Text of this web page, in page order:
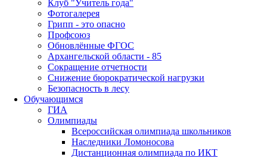
Клуб "Учитель года"
Фотогалерея
Грипп - это опасно
Профсоюз
Обновлённые ФГОС
Архангельской области - 85
Сокращение отчетности
Снижение бюрократической нагрузки
Безопасность в лесу
Обучающимся
ГИА
Олимпиады
Всероссийская олимпиада школьников
Наследники Ломоносова
Дистанционная олимпиада по ИКТ